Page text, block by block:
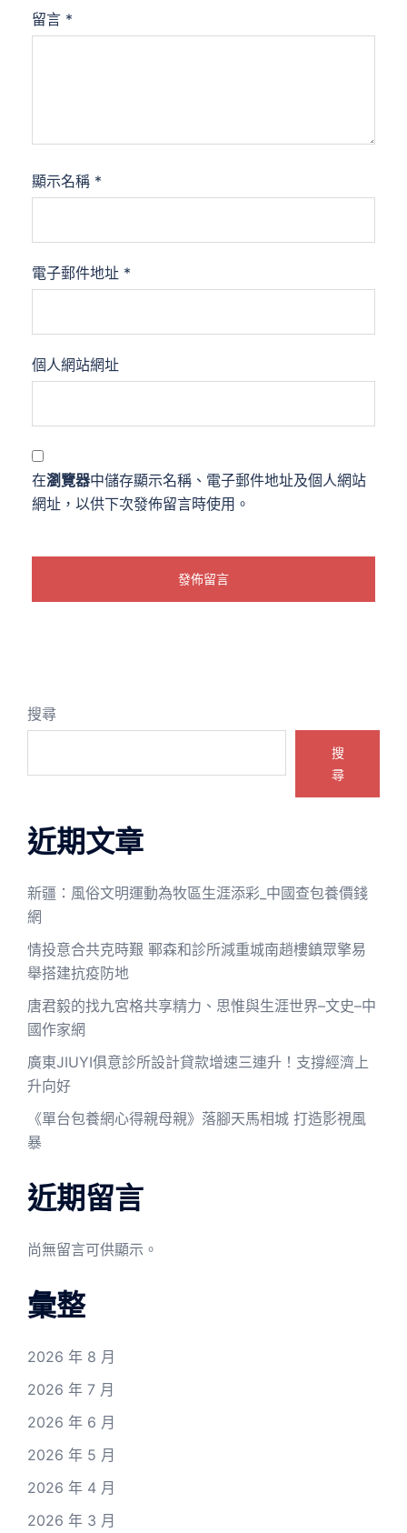
留言 *
顯示名稱 *
電子郵件地址 *
個人網站網址
在瀏覽器中儲存顯示名稱、電子郵件地址及個人網站
網址，以供下次發佈留言時使用。
搜尋
搜
尋
近期文章
新疆：風俗文明運動為牧區生涯添彩_中國查包養價錢
網
情投意合共克時艱 鄆森和診所減重城南趙樓鎮眾擎易
舉搭建抗疫防地
唐君毅的找九宮格共享精力、思惟與生涯世界–文史–中
國作家網
廣東JIUYI俱意診所設計貸款增速三連升！支撐經濟上
升向好
《單台包養網心得親母親》落腳天馬相城 打造影視風
暴
近期留言
尚無留言可供顯示。
彙整
2026 年 8 月
2026 年 7 月
2026 年 6 月
2026 年 5 月
2026 年 4 月
2026 年 3 月